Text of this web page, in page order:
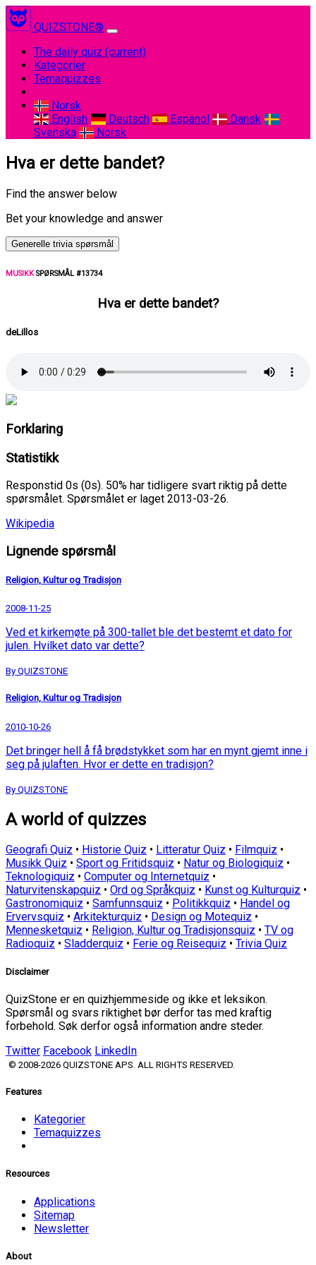
QUIZSTONE®
The daily quiz (current)
Kategorier
Temaquizzes
Norsk
English
Deutsch Espanol
Dansk
Svenska
Norsk
Hva er dette bandet?
Find the answer below
Bet your knowledge and answer
Generelle trivia spørsmål
MUSIKKSPØRSMÅL #13734
Hva er dette bandet?
deLillos
Forklaring
Statistikk
Responstid 0s (0s). 50% har tidligere svart riktig på dette
spørsmålet. Spørsmålet er laget 2013-03-26.
Wikipedia
Lignende spørsmål
Religion, Kultur og Tradisjon
2008-11-25
Ved et kirkemøte på 300-tallet ble det bestemt et dato for
julen. Hvilket dato var dette?
By QUIZSTONE
Religion, Kultur og Tradisjon
2010-10-26
Det bringer hell å få brødstykket som har en mynt gjemt inne i
seg på julaften. Hvor er dette en tradisjon?
By QUIZSTONE
A world of quizzes
Geografi Quiz • Historie Quiz • Litteratur Quiz • Filmquiz •
Musikk Quiz • Sport og Fritidsquiz • Natur og Biologiquiz •
Teknologiquiz • Computer og Internetquiz •
Naturvitenskapquiz • Ord og Språkquiz • Kunst og Kulturquiz •
Gastronomiquiz • Samfunnsquiz • Politikkquiz • Handel og
Ervervsquiz • Arkitekturquiz • Design og Motequiz •
Mennesketquiz • Religion, Kultur og Tradisjonsquiz • TV og
Radioquiz • Sladderquiz • Ferie og Reisequiz • Trivia Quiz
Disclaimer
QuizStone er en quizhjemmeside og ikke et leksikon.
Spørsmål og svars riktighet bør derfor tas med kraftig
forbehold. Søk derfor også information andre steder.
Twitter Facebook LinkedIn
© 2008-2026 QUIZSTONE APS. ALL RIGHTS RESERVED.
Features
Kategorier
Temaquizzes
Resources
Applications
Sitemap
Newsletter
About